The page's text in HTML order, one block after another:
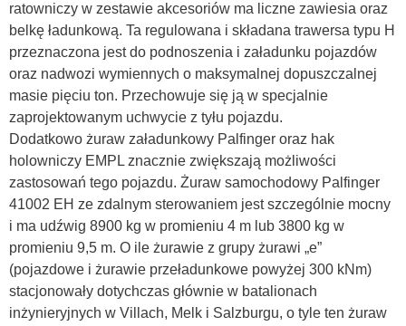
ratowniczy w zestawie akcesoriów ma liczne zawiesia oraz
belkę ładunkową. Ta regulowana i składana trawersa typu H
przeznaczona jest do podnoszenia i załadunku pojazdów
oraz nadwozi wymiennych o maksymalnej dopuszczalnej
masie pięciu ton. Przechowuje się ją w specjalnie
zaprojektowanym uchwycie z tyłu pojazdu.
Dodatkowo żuraw załadunkowy Palfinger oraz hak
holowniczy EMPL znacznie zwiększają możliwości
zastosowań tego pojazdu. Żuraw samochodowy Palfinger
41002 EH ze zdalnym sterowaniem jest szczególnie mocny
i ma udźwig 8900 kg w promieniu 4 m lub 3800 kg w
promieniu 9,5 m. O ile żurawie z grupy żurawi „e”
(pojazdowe i żurawie przeładunkowe powyżej 300 kNm)
stacjonowały dotychczas głównie w batalionach
inżynieryjnych w Villach, Melk i Salzburgu, o tyle ten żuraw